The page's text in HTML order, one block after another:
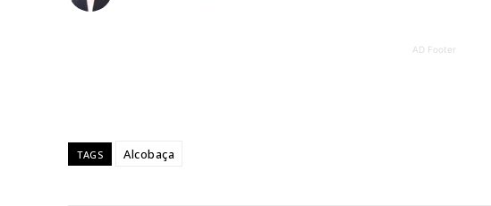
AD Footer
TAGS Alcobaça